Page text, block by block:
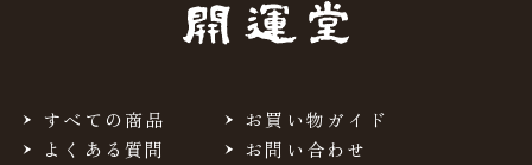
すべての商品
お買い物ガイド
よくある質問
お問い合わせ